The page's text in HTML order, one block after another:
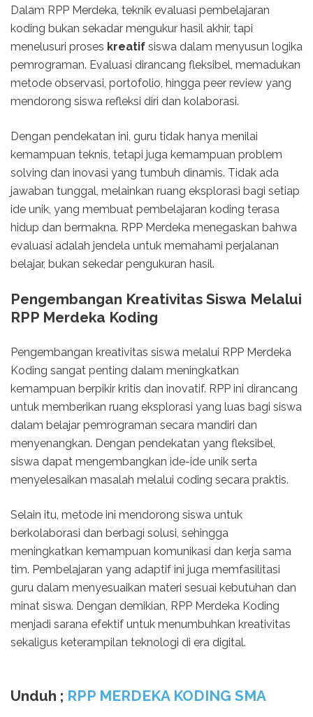
Dalam RPP Merdeka, teknik evaluasi pembelajaran
koding bukan sekadar mengukur hasil akhir, tapi
menelusuri proses kreatif siswa dalam menyusun logika
pemrograman. Evaluasi dirancang fleksibel, memadukan
metode observasi, portofolio, hingga peer review yang
mendorong siswa refleksi diri dan kolaborasi.
Dengan pendekatan ini, guru tidak hanya menilai
kemampuan teknis, tetapi juga kemampuan problem
solving dan inovasi yang tumbuh dinamis. Tidak ada
jawaban tunggal, melainkan ruang eksplorasi bagi setiap
ide unik, yang membuat pembelajaran koding terasa
hidup dan bermakna. RPP Merdeka menegaskan bahwa
evaluasi adalah jendela untuk memahami perjalanan
belajar, bukan sekedar pengukuran hasil.
Pengembangan Kreativitas Siswa Melalui
RPP Merdeka Koding
Pengembangan kreativitas siswa melalui RPP Merdeka
Koding sangat penting dalam meningkatkan
kemampuan berpikir kritis dan inovatif. RPP ini dirancang
untuk memberikan ruang eksplorasi yang luas bagi siswa
dalam belajar pemrograman secara mandiri dan
menyenangkan. Dengan pendekatan yang fleksibel,
siswa dapat mengembangkan ide-ide unik serta
menyelesaikan masalah melalui coding secara praktis.
Selain itu, metode ini mendorong siswa untuk
berkolaborasi dan berbagi solusi, sehingga
meningkatkan kemampuan komunikasi dan kerja sama
tim. Pembelajaran yang adaptif ini juga memfasilitasi
guru dalam menyesuaikan materi sesuai kebutuhan dan
minat siswa. Dengan demikian, RPP Merdeka Koding
menjadi sarana efektif untuk menumbuhkan kreativitas
sekaligus keterampilan teknologi di era digital.
Unduh ; RPP MERDEKA KODING SMA